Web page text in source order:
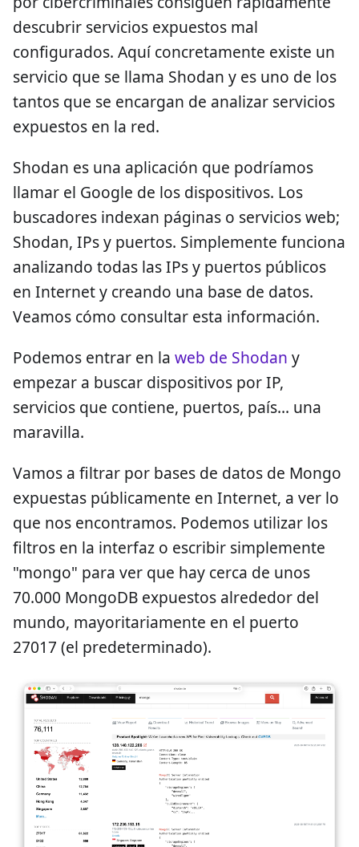
descubrir servicios expuestos mal
configurados. Aquí concretamente existe un
servicio que se llama Shodan y es uno de los
tantos que se encargan de analizar servicios
expuestos en la red.
Shodan es una aplicación que podríamos
llamar el Google de los dispositivos. Los
buscadores indexan páginas o servicios web;
Shodan, IPs y puertos. Simplemente funciona
analizando todas las IPs y puertos públicos
en Internet y creando una base de datos.
Veamos cómo consultar esta información.
Podemos entrar en la web de Shodan y
empezar a buscar dispositivos por IP,
servicios que contiene, puertos, país... una
maravilla.
Vamos a filtrar por bases de datos de Mongo
expuestas públicamente en Internet, a ver lo
que nos encontramos. Podemos utilizar los
filtros en la interfaz o escribir simplemente
"mongo" para ver que hay cerca de unos
70.000 MongoDB expuestos alrededor del
mundo, mayoritariamente en el puerto
27017 (el predeterminado).